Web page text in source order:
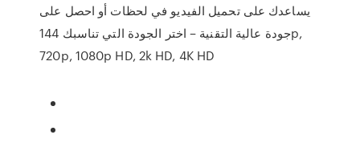
يساعدك على تحميل الفيديو في لحظات أو احصل على
جودة عالية التقنية – اختر الجودة التي تناسبك 144p,
720p, 1080p HD, 2k HD, 4K HD